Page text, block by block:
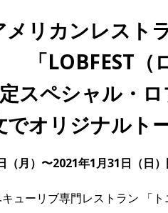
メリカンレスト
「LOBFEST（
スペシャル・
でオリジナルト
（月）〜2021年1月31日（日
ューリブ専門レストラン 「